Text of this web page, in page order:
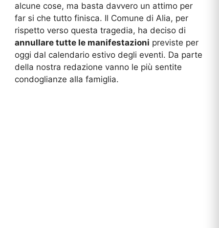
alcune cose, ma basta davvero un attimo per
far si che tutto finisca. Il Comune di Alia, per
rispetto verso questa tragedia, ha deciso di
annullare tutte le manifestazioni previste per
oggi dal calendario estivo degli eventi. Da parte
della nostra redazione vanno le più sentite
condoglianze alla famiglia.